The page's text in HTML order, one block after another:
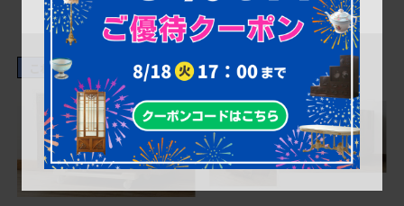
これからリペア予定品 これからリペア予定品